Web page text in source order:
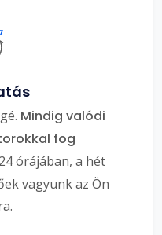
Mindig valódi
fog
órájában, a hét
vagyunk az Ön